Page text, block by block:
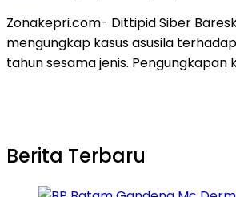
Zonakepri.com- Dittipid Siber
mengungkap kasus asusila
tahun sesama jenis. Pengungkapan
Berita Terbaru